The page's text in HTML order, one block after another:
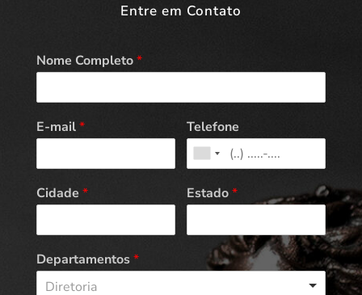
Entre em Contato
Nome Completo*
E-mail* Telefone
Cidade * Estado*
Departamentos*
Diretoria